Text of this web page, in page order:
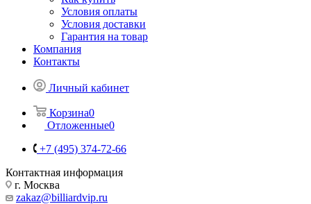
Условия оплаты
Условия доставки
Гарантия на товар
Компания
Контакты
Личный кабинет
Корзина0
Отложенные0
+7 (495) 374-72-66
Контактная информация
г. Москва
zakaz@billiardvip.ru